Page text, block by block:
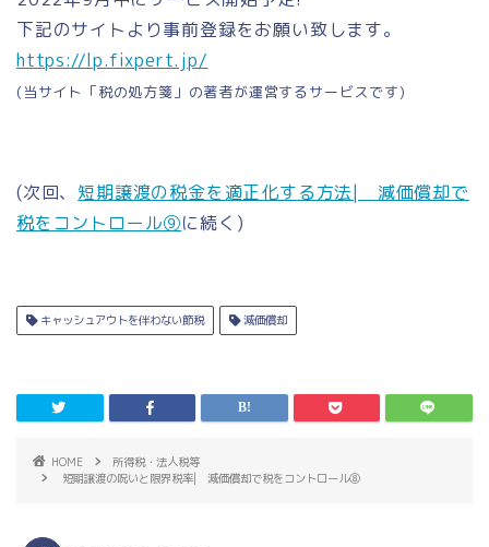
下記のサイトより事前登録をお願い致します。
https://lp.fixpert.jp/
(当サイト「税の処方箋」の著者が運営するサービスです)
(次回、 短期譲渡の税金を適正化する方法| 減価償却で
税をコントロール⑨に続く)
キャッシュアウトを伴わない節税 減価償却
HOME
所得税・法人税等
短期譲渡の呪いと限界税率| 減価償却で税をコントロール⑧